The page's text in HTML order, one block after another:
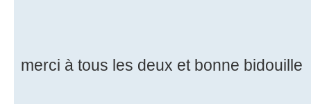
merci à tous les deux et bonne bidouille